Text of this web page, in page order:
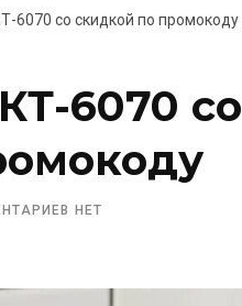
6070 со скидкой по промокоду
6070 со
НЕТ